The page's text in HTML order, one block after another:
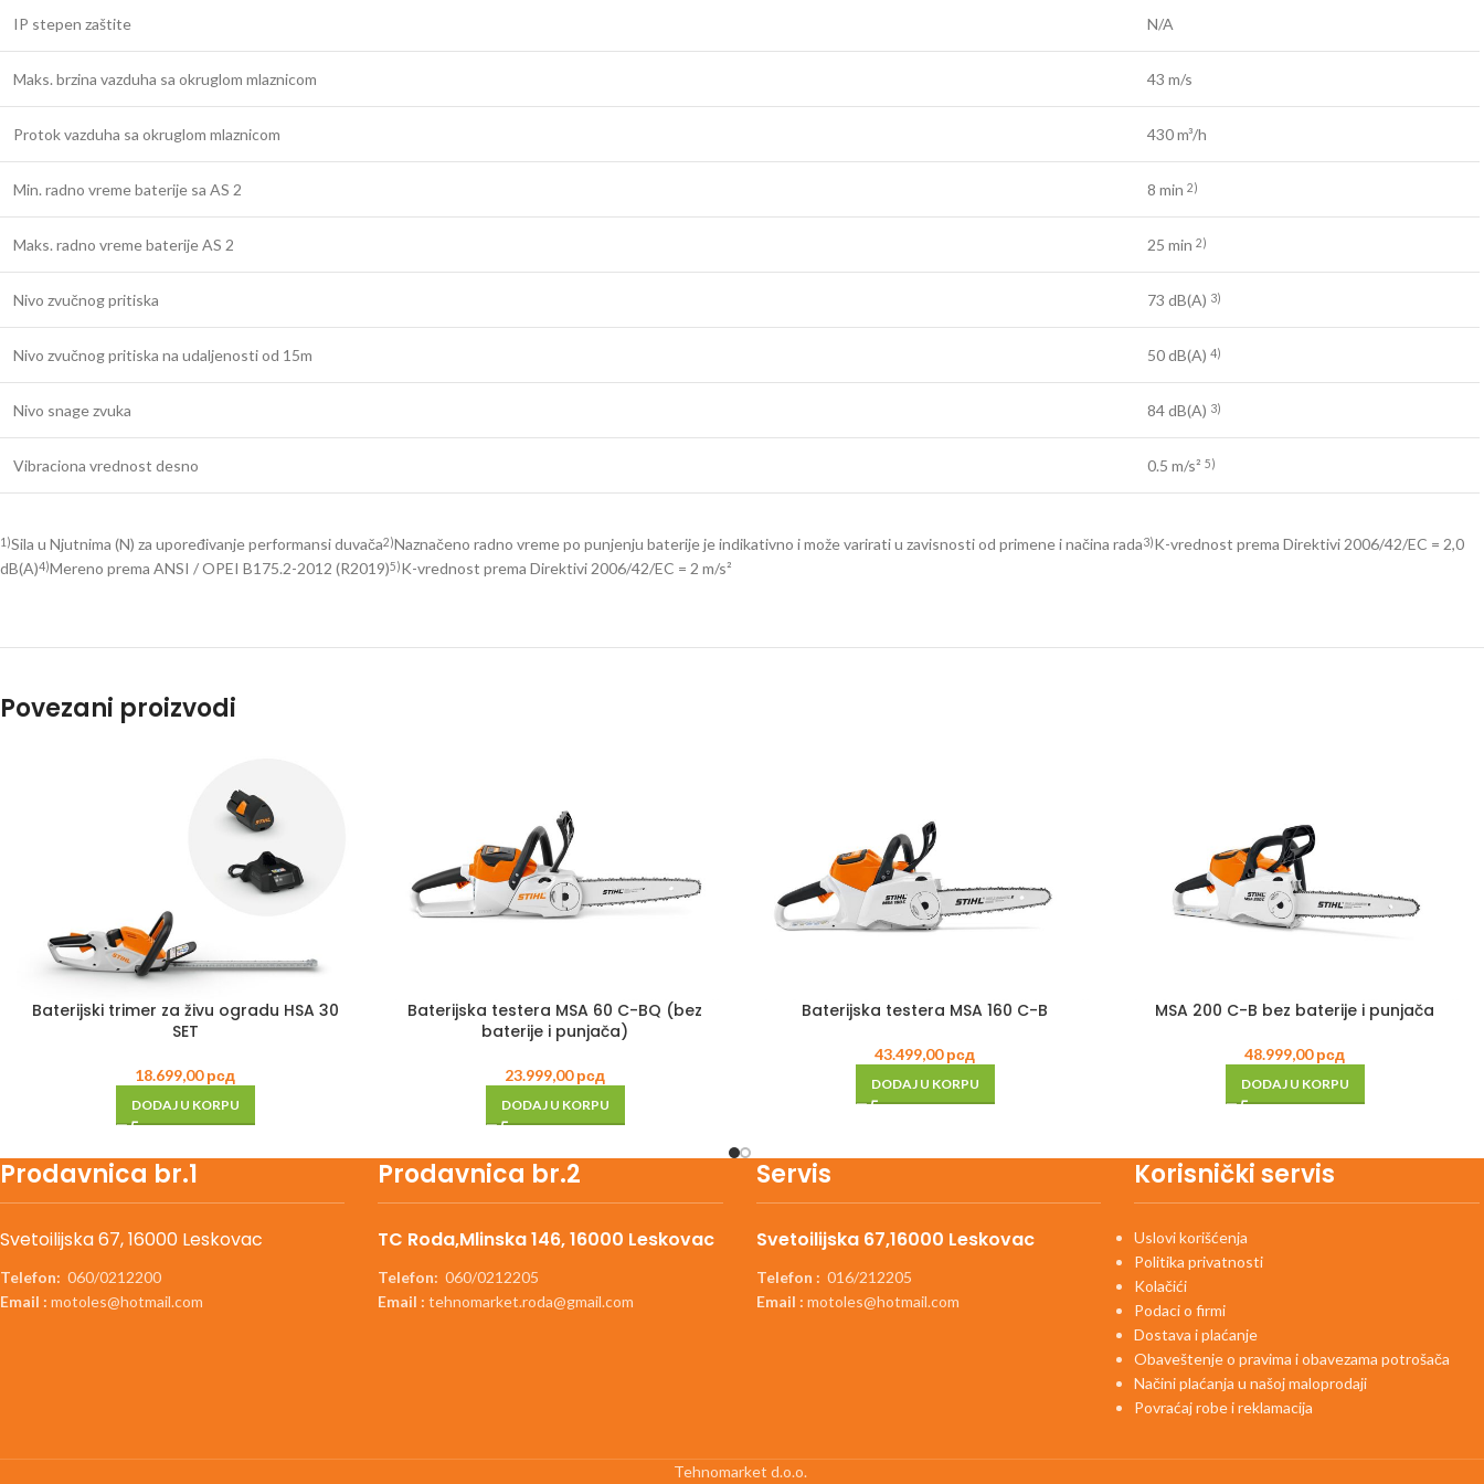
IP stepen zaštite N/A
Maks. brzina vazduha sa okruglom mlaznicom 43 m/s
Protok vazduha sa okruglom mlaznicom 430 m³/h
Min. radno vreme baterije sa AS 2 8 min 2)
Maks. radno vreme baterije AS 2 25 min 2)
Nivo zvučnog pritiska 73 dB(A) 3)
Nivo zvučnog pritiska na udaljenosti od 15m 50 dB(A) 4)
Nivo snage zvuka 84 dB(A) 3)
Vibraciona vrednost desno 0.5 m/s² 5)
1)Sila u Njutnima (N) za upoređivanje performansi duvača2)Naznačeno radno vreme po punjenju baterije je indikativno i može varirati u zavisnosti od primene i načina rada3)K-vrednost prema Direktivi 2006/42/EC = 2,0
dB(A)4)Mereno prema ANSI / OPEI B175.2-2012 (R2019)5)K-vrednost prema Direktivi 2006/42/EC = 2 m/s²
Povezani proizvodi
Baterijski trimer za živu ogradu HSA 30
SET
18.699,00рсд
DODAJ U KORPU
Baterijska testera MSA 60 C-BQ (bez
baterije i punjača)
23.999,00рсд
DODAJ U KORPU
Baterijska testera MSA 160 C-B
43.499,00рсд
DODAJ U KORPU
MSA 200 C-B bez baterije i punjača
48.999,00рсд
DODAJ U KORPU
Prodavnica br.1
Svetoilijska 67, 16000 Leskovac
Telefon: 060/0212200
Email : motoles@hotmail.com
Prodavnica br.2
TC Roda,Mlinska 146, 16000 Leskovac
Telefon: 060/0212205
Email : tehnomarket.roda@gmail.com
Servis
Svetoilijska 67,16000 Leskovac
Telefon : 016/212205
Email : motoles@hotmail.com
Korisnički servis
Uslovi korišćenja
Politika privatnosti
Kolačići
Podaci o firmi
Dostava i plaćanje
Obaveštenje o pravima i obavezama potrošača
Načini plaćanja u našoj maloprodaji
Povraćaj robe i reklamacija
Tehnomarket d.o.o.